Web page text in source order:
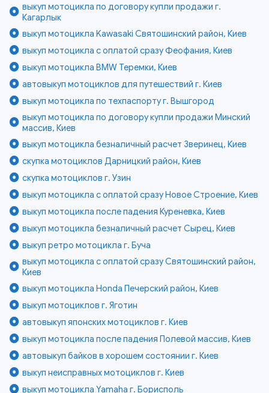
выкуп мотоцикла по договору купли продажи г.
Кагарлык
выкуп мотоцикла Kawasaki Святошинский район, Киев
выкуп мотоцикла с оплатой сразу Феофания, Киев
выкуп мотоцикла BMW Теремки, Киев
автовыкуп мотоциклов для путешествий г. Киев
выкуп мотоцикла по техпаспорту г. Вышгород
выкуп мотоцикла по договору купли продажи Минский
массив, Киев
выкуп мотоцикла безналичный расчет Зверинец, Киев
скупка мотоциклов Дарницкий район, Киев
скупка мотоциклов г. Узин
выкуп мотоцикла с оплатой сразу Новое Строение, Киев
выкуп мотоцикла после падения Куреневка, Киев
выкуп мотоцикла безналичный расчет Сырец, Киев
выкуп ретро мотоцикла г. Буча
выкуп мотоцикла с оплатой сразу Святошинский район,
Киев
выкуп мотоцикла Honda Печерский район, Киев
выкуп мотоциклов г. Яготин
автовыкуп японских мотоциклов г. Киев
выкуп мотоцикла после падения Полевой массив, Киев
автовыкуп байков в хорошем состоянии г. Киев
выкуп неисправных мотоциклов г. Киев
выкуп мотоцикла Yamaha г. Борисполь